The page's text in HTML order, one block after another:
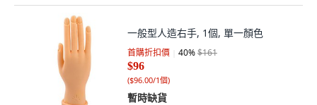
一般型人造右手, 1個, 單一顏色
首購折扣價 40%$161
$96
($96.00/1個)
暫時缺貨